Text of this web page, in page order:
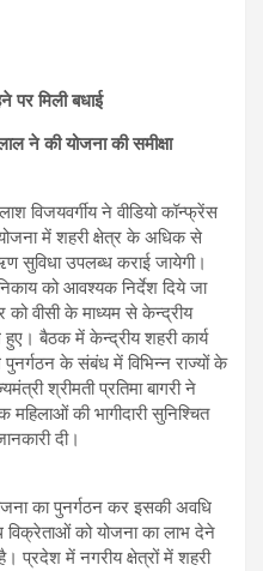
पर मिली बधाई
ने की योजना की समीक्षा
विजयवर्गीय ने वीडियो कॉन्फ्रेंस
में शहरी क्षेत्र के अधिक से
उपलब्ध कराई जायेगी।
को आवश्यक निर्देश दिये जा
को वीसी के माध्यम से केन्द्रीय
बैठक में केन्द्रीय शहरी कार्य
पुनर्गठन के संबंध में विभिन्न राज्यों के
श्रीमती प्रतिमा बागरी ने
की भागीदारी सुनिश्चित
दी।
का पुनर्गठन कर इसकी अवधि
विक्रेताओं को योजना का लाभ देने
प्रदेश में नगरीय क्षेत्रों में शहरी